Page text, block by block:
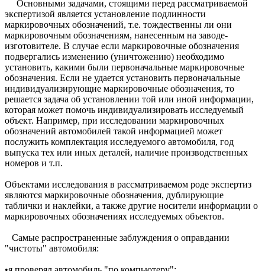
Основными задачами, стоящими перед рассматриваемой
экспертизой является установление подлинности
маркировочных обозначений, т.е. тождественны ли они
маркировочным обозначениям, нанесенным на заводе-
изготовителе. В случае если маркировочные обозначения
подвергались изменению (уничтожению) необходимо
установить, какими были первоначальные маркировочные
обозначения. Если не удается установить первоначальные
индивидуализирующие маркировочные обозначения, то
решается задача об установлении той или иной информации,
которая может помочь индивидуализировать исследуемый
объект. Например, при исследовании маркировочных
обозначений автомобилей такой информацией может
послужить комплектация исследуемого автомобиля, год
выпуска тех или иных деталей, наличие производственных
номеров и т.п.
Объектами исследования в рассматриваемом роде экспертиз
являются маркировочные обозначения, дублирующие
таблички и наклейки, а также другие носители информации о
маркировочных обозначениях исследуемых объектов.
Самые распространенные заблуждения о оправдании
"чистоты" автомобиля: